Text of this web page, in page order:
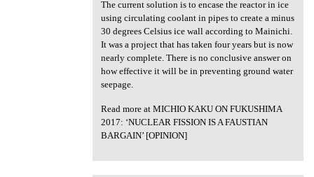
The current solution is to encase the reactor in ice
using circulating coolant in pipes to create a minus
30 degrees Celsius ice wall according to Mainichi.
It was a project that has taken four years but is now
nearly complete. There is no conclusive answer on
how effective it will be in preventing ground water
seepage.
Read more at MICHIO KAKU ON FUKUSHIMA
2017: ‘NUCLEAR FISSION IS A FAUSTIAN
BARGAIN’ [OPINION]